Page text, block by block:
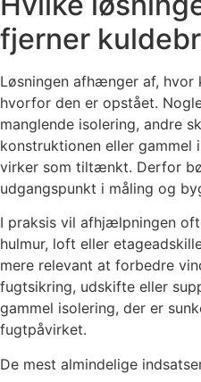
fjerner
Løsningen afhænger af, hvor
hvorfor den er opstået.
manglende isolering, andre
konstruktionen eller
virker som tiltænkt. Derfor
udgangspunkt i måling og
I praksis vil afhjælpningen
hulmur, loft eller
mere relevant at forbedre
fugtsikring, udskifte eller
gammel isolering, der er
fugtpåvirket.
De mest almindelige